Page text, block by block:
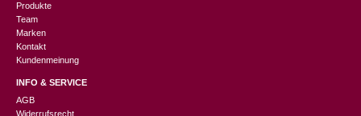
Produkte
Team
Marken
Kontakt
Kundenmeinung
INFO & SERVICE
AGB
Widerrufsrecht